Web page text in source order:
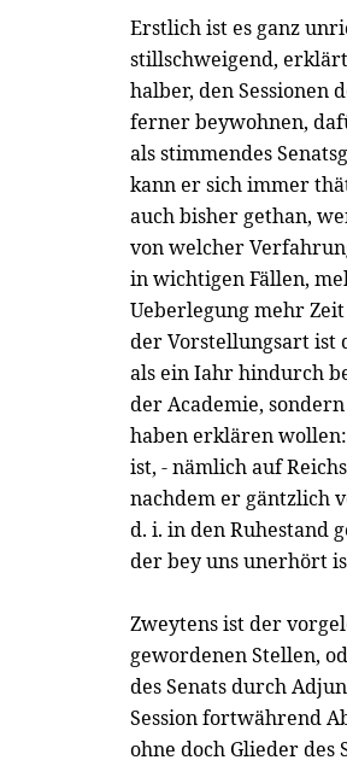
Erstlich ist es ganz
stillschweigend,
halber, den Sessionen
ferner beywohnen,
als stimmendes
kann er sich immer
auch bisher gethan,
von welcher
in wichtigen Fällen,
Ueberlegung mehr
der Vorstellungsart ist
als ein Iahr hindurch
der Academie,
haben erklären
ist, - nämlich auf
nachdem er gäntzlich
d. i. in den Ruhestand
der bey uns unerhört
Zweytens ist der
gewordenen Stellen,
des Senats durch
Session fortwährend
ohne doch Glieder des